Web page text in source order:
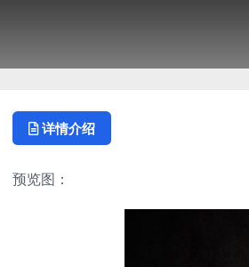
详情介绍
预览图：